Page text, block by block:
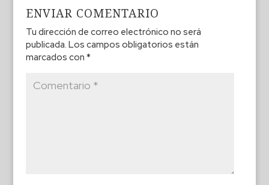
ENVIAR COMENTARIO
Tu dirección de correo electrónico no será
publicada. Los campos obligatorios están
marcados con *